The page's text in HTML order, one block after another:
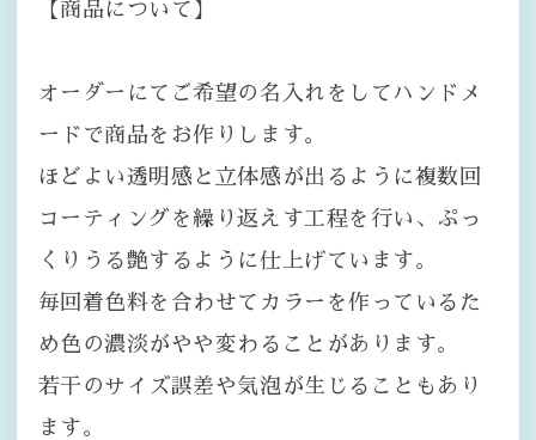
【商品について】
オーダーにてご希望の名入れをしてハンドメ
ードで商品をお作りします。
ほどよい透明感と立体感が出るように複数回
コーティングを繰り返えす工程を行い、ぷっ
くりうる艶するように仕上げています。
毎回着色料を合わせてカラーを作っているた
め色の濃淡がやや変わることがあります。
若干のサイズ誤差や気泡が生じることもあり
ます。